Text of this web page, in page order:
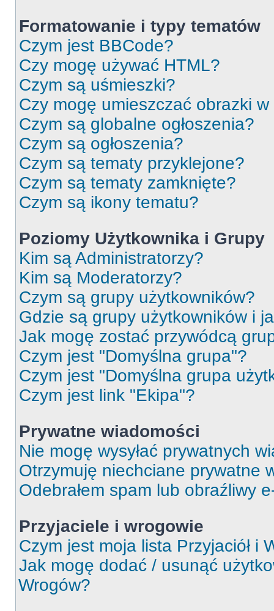
Formatowanie i typy tematów
Czym jest BBCode?
Czy mogę używać HTML?
Czym są uśmieszki?
Czy mogę umieszczać obrazki
Czym są globalne ogłoszenia?
Czym są ogłoszenia?
Czym są tematy przyklejone?
Czym są tematy zamknięte?
Czym są ikony tematu?
Poziomy Użytkownika i Grupy
Kim są Administratorzy?
Kim są Moderatorzy?
Czym są grupy użytkowników?
Gdzie są grupy użytkowników i
Jak mogę zostać przywódcą
Czym jest "Domyślna grupa"?
Czym jest "Domyślna grupa
Czym jest link "Ekipa"?
Prywatne wiadomości
Nie mogę wysyłać prywatnych
Otrzymuję niechciane prywatne
Odebrałem spam lub obraźliwy
Przyjaciele i wrogowie
Czym jest moja lista Przyjaciół i
Jak mogę dodać / usunąć
Wrogów?